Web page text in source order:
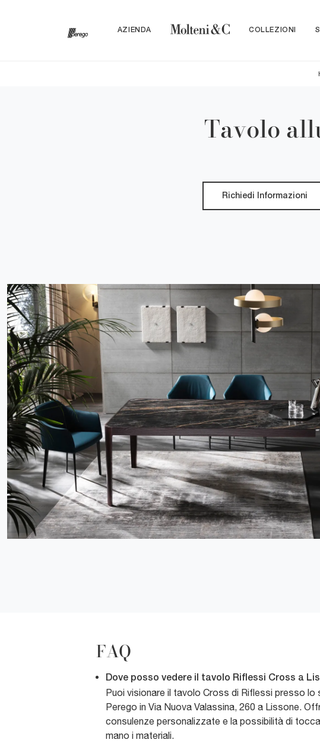
AZIENDA COLLEZIONI
Tavolo
Richiedi Informazioni
FAQ
Dove posso vedere il tavolo Riflessi Cross a
Puoi visionare il tavolo Cross di Riflessi presso lo
Perego in Via Nuova Valassina, 260 a Lissone.
consulenze personalizzate e la possibilità di
mano i materiali.